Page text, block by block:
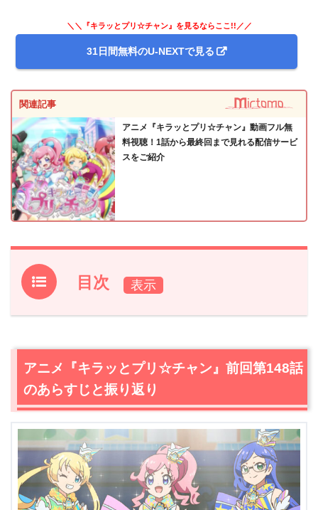
＼＼『キラッとプリ☆チャン』を見るならここ!!／／
31日間無料のU-NEXTで見る
関連記事
アニメ『キラッとプリ☆チャン』動画フル無
料視聴！1話から最終回まで見れる配信サービ
スをご紹介
目次
1.アニメ『キラッとプリ☆チャン』前回第148話のあらす
【ネタバレ】アニメ『キラッとプリ☆チャン』第149話
あらすじ・感想
2.1 間もなく後半戦。アリスとイブは自分達らしく
発表へ
2.3キャッスルに異変。まがまがしいオーラと共に現れた
のはルルナと…
3.アニメ『キラッとプリ☆チャン』第149話あらすじ・ネ
アニメ『キラッとプリ☆チャン』前回第148話
のあらすじと振り返り